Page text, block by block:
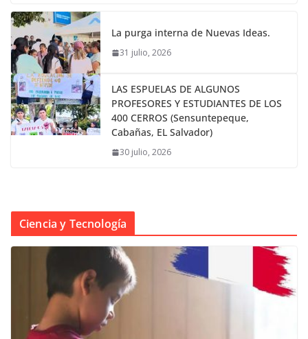
La purga interna de Nuevas Ideas.
31 julio, 2026
LAS ESPUELAS DE ALGUNOS
PROFESORES Y ESTUDIANTES DE LOS
400 CERROS (Sensuntepeque,
Cabañas, EL Salvador)
30 julio, 2026
Ciencia y Tecnología